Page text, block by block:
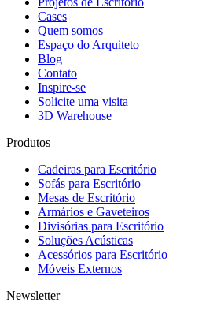
Cases
Quem somos
Espaço do Arquiteto
Blog
Contato
Inspire-se
Solicite uma visita
3D Warehouse
Produtos
Cadeiras para Escritório
Sofás para Escritório
Mesas de Escritório
Armários e Gaveteiros
Divisórias para Escritório
Soluções Acústicas
Acessórios para Escritório
Móveis Externos
Newsletter